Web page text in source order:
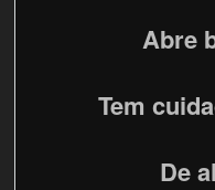
Abre
Tem
De